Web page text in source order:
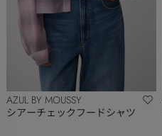
AZUL BY MOUSSY
シアーチェックフードシャツ